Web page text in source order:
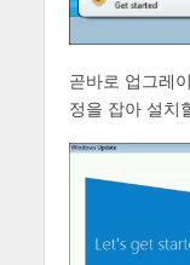
곧바로 업그레
정을 잡아 설치